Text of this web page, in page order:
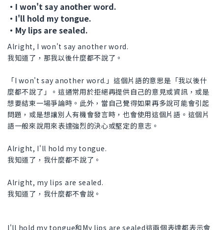
・I won't say another word.
・I'll hold my tongue.
・My lips are sealed.
Alright, I won't say another word.
我知道了，那我以後什麼都不說了。
「I won't say another word.」這個片語的意思是「我以後什
麼都不說了」。這通常用於拒絕再提供自己的意見或資訊，或是
想要結束一場爭論時。此外，當自己覺得如果再多說可能會引起
問題，或是想讓別人有機會發言時，也會使用這個片語。這個片
語一般來說用來表達強烈的決心或堅定的意志。
Alright, I'll hold my tongue.
我知道了，我什麼都不說了。
Alright, my lips are sealed.
我知道了，我什麼都不會說。
I'll hold my tongue和My lips are sealed這兩個表達都表示會